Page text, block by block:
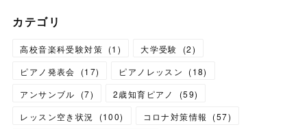
カテゴリ
高校音楽科受験対策 (1 ) 大学受験 (2)
ピアノ発表会
(17) ピアノレッスン (18)
アンサンブル
(7) 2歳知育ピアノ (59)
レッスン空き状況
(100) コロナ対策情報 (57)